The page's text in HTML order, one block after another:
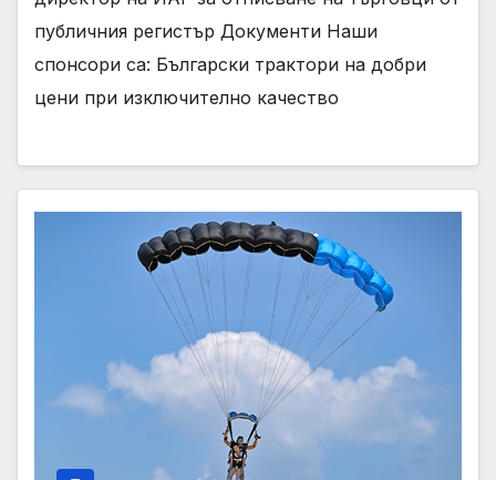
публичния регистър Документи Наши
спонсори са: Български трактори на добри
цени при изключително качество